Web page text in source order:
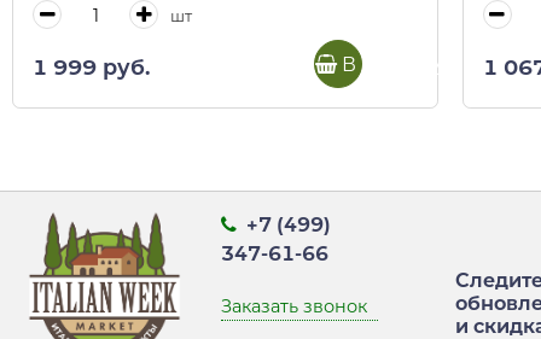
шт
1 999 руб. В корзину 1
+7 (499)
347-61-66
Заказать звонок
и